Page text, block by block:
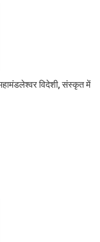
विदेशी, संस्कृत में